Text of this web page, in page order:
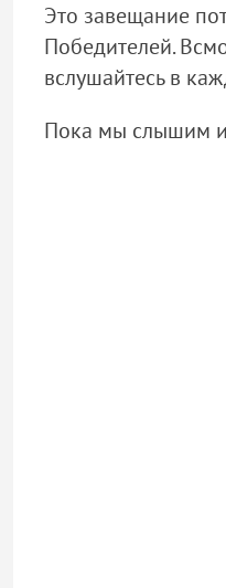
Это завещание
Победителей.
вслушайтесь в
Пока мы слышим